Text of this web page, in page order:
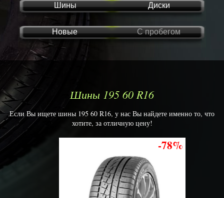
Шины Диски
Новые С пробегом
Шины 195 60 R16
Если Вы ищете шины 195 60 R16, у нас Вы найдете именно то, что
хотите, за отличную цену!
-78%